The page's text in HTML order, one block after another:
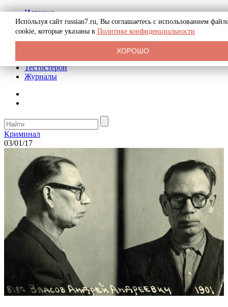
История
Биография
Криминал
Реклама на сайте
Тестостерон
Журналы
Криминал
03/01/17
Используя сайт russian7.ru, Вы соглашаетесь с использованием
cookie, которые указаны в Политике конфиденциальности
ХОРОШО